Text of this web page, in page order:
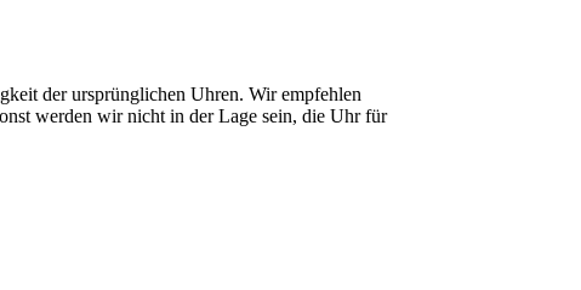
der ursprünglichen Uhren. Wir empfehlen
werden wir nicht in der Lage sein, die Uhr für